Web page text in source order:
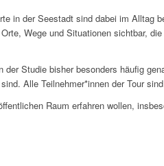
in der Seestadt sind dabei im Alltag
Wege und Situationen sichtbar,
Studie bisher besonders häufig
Alle Teilnehmer*innen der Tour
Raum erfahren wollen,